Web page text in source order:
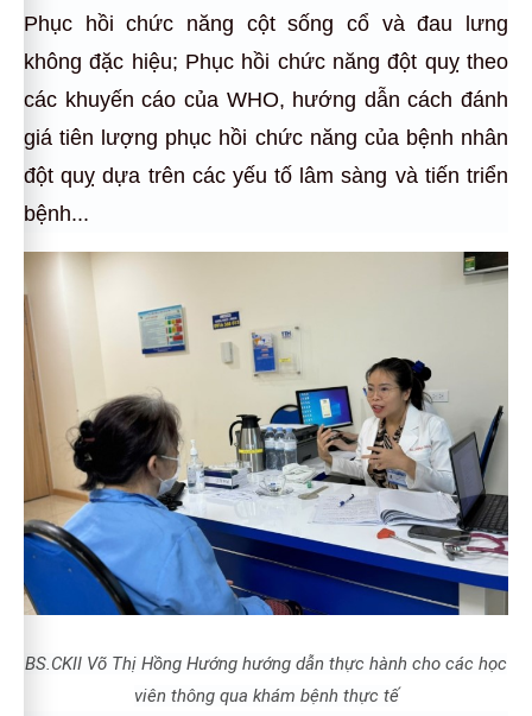
Phục hồi chức năng cột sống cổ và đau lưng
không đặc hiệu; Phục hồi chức năng đột quỵ theo
các khuyến cáo của WHO, hướng dẫn cách đánh
giá tiên lượng phục hồi chức năng của bệnh nhân
đột quỵ dựa trên các yếu tố lâm sàng và tiến triển
bệnh...
BS.CKII Võ Thị Hồng Hướng hướng dẫn thực hành cho các học
viên thông qua khám bệnh thực tế